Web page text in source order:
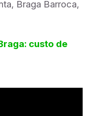
Braga Barroca,
custo de